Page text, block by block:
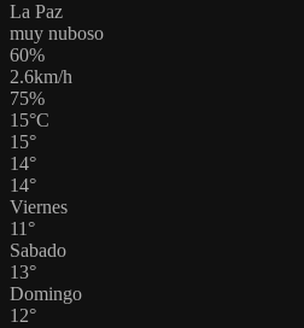
La Paz
muy nuboso
60%
2.6km/h
75%
15°C
15°
14°
14°
Viernes
11°
Sabado
13°
Domingo
12°